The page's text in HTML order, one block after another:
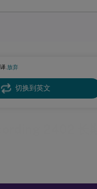
.放弃
切换到英文